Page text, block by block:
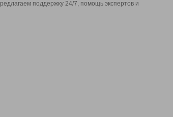
поддержку 24/7, помощь экспертов и